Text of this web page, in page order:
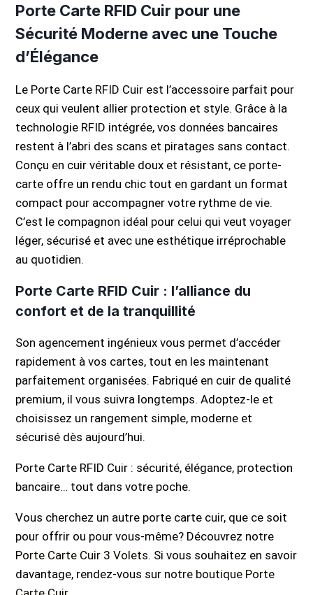
Porte Carte RFID Cuir pour une
Sécurité Moderne avec une Touche
d’Élégance
Le Porte Carte RFID Cuir est l’accessoire parfait pour
ceux qui veulent allier protection et style. Grâce à la
technologie RFID intégrée, vos données bancaires
restent à l’abri des scans et piratages sans contact.
Conçu en cuir véritable doux et résistant, ce porte-
carte offre un rendu chic tout en gardant un format
compact pour accompagner votre rythme de vie.
C’est le compagnon idéal pour celui qui veut voyager
léger, sécurisé et avec une esthétique irréprochable
au quotidien.
Porte Carte RFID Cuir : l’alliance du
confort et de la tranquillité
Son agencement ingénieux vous permet d’accéder
rapidement à vos cartes, tout en les maintenant
parfaitement organisées. Fabriqué en cuir de qualité
premium, il vous suivra longtemps. Adoptez-le et
choisissez un rangement simple, moderne et
sécurisé dès aujourd’hui.
Porte Carte RFID Cuir : sécurité, élégance, protection
bancaire… tout dans votre poche.
Vous cherchez un autre porte carte cuir, que ce soit
pour offrir ou pour vous-même? Découvrez notre
Porte Carte Cuir 3 Volets. Si vous souhaitez en savoir
davantage, rendez-vous sur notre boutique Porte